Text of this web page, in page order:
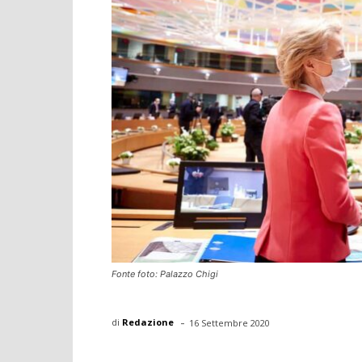
Fonte foto: Palazzo Chigi
di Redazione - 16 Settembre 2020